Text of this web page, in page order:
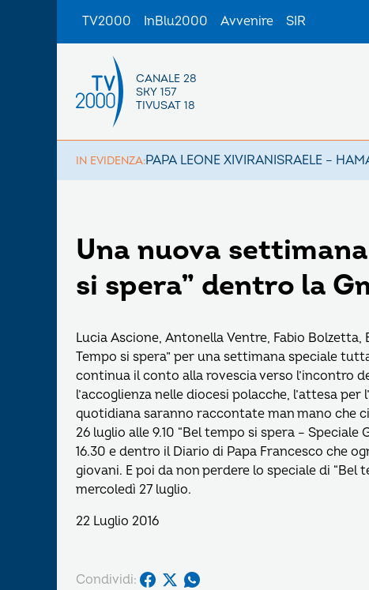
TV2000 InBlu2000 Avvenire SIR
CANALE 28
SKY 157
TIVUSAT 18
IN EVIDENZA:PAPA LEONE XIVIRANISRAELE –
Una nuova
si spera” dentro la
Lucia Ascione, Antonella Ventre, Fabio
Tempo si spera” per una settimana speciale
continua il conto alla rovescia verso l’incontro
l’accoglienza nelle diocesi polacche, l’attesa
quotidiana saranno raccontate man mano che
26 luglio alle 9.10 “Bel tempo si spera –
16.30 e dentro il Diario di Papa Francesco che
giovani. E poi da non perdere lo speciale di “Bel
mercoledì 27 luglio.
22 Luglio 2016
Condividi: